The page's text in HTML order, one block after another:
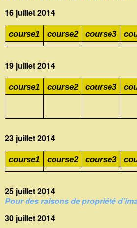
16 juillet 2014
course1 course2 course3
19 juillet 2014
course1 course2 course3
23 juillet 2014
course1 course2 course3
25 juillet 2014
Pour des raisons de propriété
30 juillet 2014